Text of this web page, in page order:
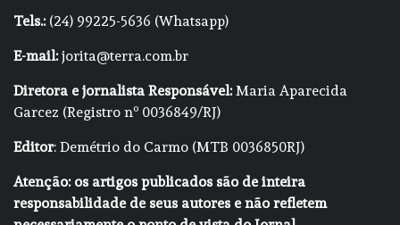
Tels.:(24) 99225-5636 (Whatsapp)
E-mail:jorita@terra.com.br
Diretora e jornalista Responsável:Maria Aparecida
Garcez (Registro nº 0036849/RJ)
Editor: Demétrio do Carmo (MTB 0036850RJ)
Atenção: os artigos publicados são de inteira
responsabilidade de seus autores e não refletem